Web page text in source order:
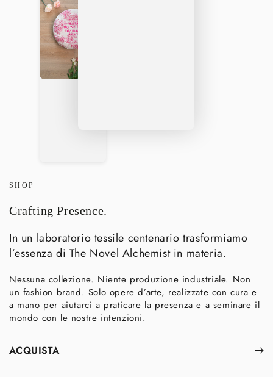
SHOP
Crafting Presence.
In un laboratorio tessile centenario trasformiamo
l’essenza di The Novel Alchemist in materia.
Nessuna collezione. Niente produzione industriale. Non
un fashion brand. Solo opere d’arte, realizzate con cura e
a mano per aiutarci a praticare la presenza e a seminare il
mondo con le nostre intenzioni.
ACQUISTA